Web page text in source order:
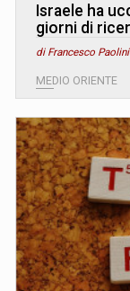
Israele ha
giorni di
di Francesco Paolini
MEDIO ORIENTE